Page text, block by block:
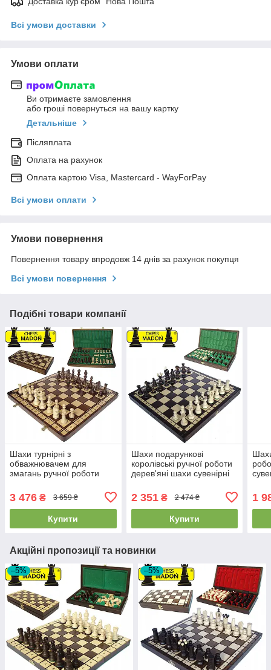
Всі умови доставки
Умови оплати
Ви отримаєте замовлення
або гроші повернуться на вашу картку
Детальніше
Післяплата
Оплата на рахунок
Оплата картою Visa, Mastercard - WayForPay
Всі умови оплати
Умови повернення
Повернення товару впродовж 14 днів за рахунок покупця
Всі умови повернення
Подібні товари компанії
Шахи турнірні з
обважнювачем для
змагань ручної роботи
подарунок Madon
(35x35см)
3 476 ₴ 3 659 ₴
Купити
Шахи подарункові
королівські ручної роботи
дерев'яні шахи сувенірні
MADON (35x35см)
2 351₴ 2 474 ₴
Купити
1
Акційні пропозиції та новинки
–5% –5%